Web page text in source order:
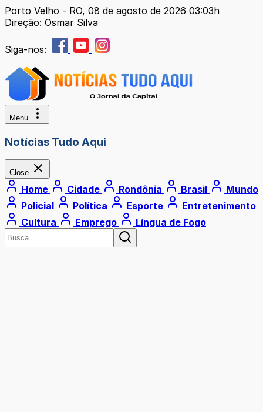
Porto Velho - RO, 08 de agosto de 2026 03:03h
Direção: Osmar Silva
Siga-nos:
Menu
Notícias Tudo Aqui
Close
Home Cidade Rondônia Brasil
Mundo
Policial
Política Esporte
Entretenimento
Cultura
Emprego Língua de Fogo